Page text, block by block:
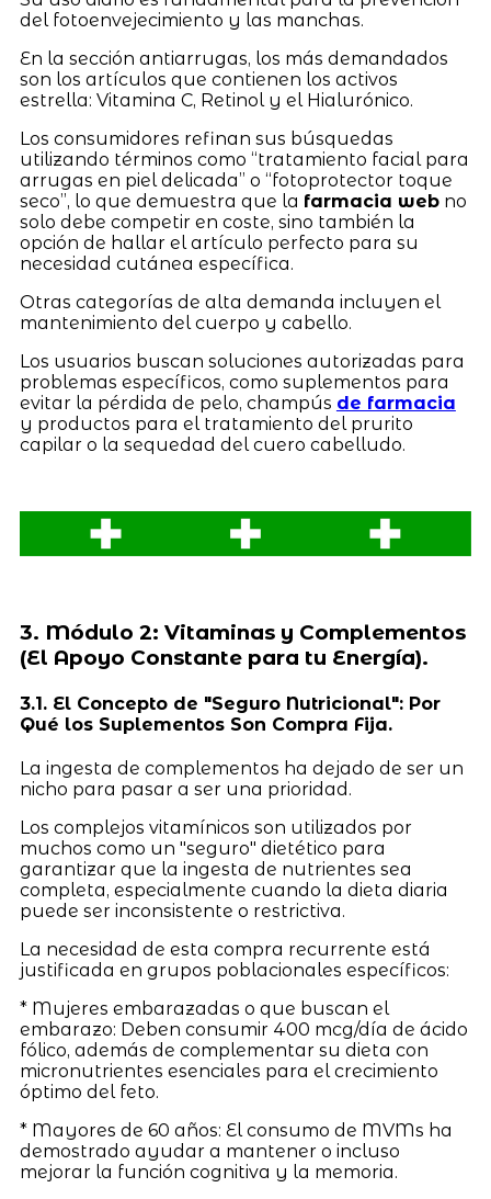
del fotoenvejecimiento y las manchas.
En la sección antiarrugas, los más demandados
son los artículos que contienen los activos
estrella: Vitamina C, Retinol y el Hialurónico.
Los consumidores refinan sus búsquedas
utilizando términos como “tratamiento facial para
arrugas en piel delicada” o “fotoprotector toque
seco”, lo que demuestra que la farmacia webno
solo debe competir en coste, sino también la
opción de hallar el artículo perfecto para su
necesidad cutánea específica.
Otras categorías de alta demanda incluyen el
mantenimiento del cuerpo y cabello.
Los usuarios buscan soluciones autorizadas para
problemas específicos, como suplementos para
evitar la pérdida de pelo, champús de farmacia
y productos para el tratamiento del prurito
capilar o la sequedad del cuero cabelludo.
3. Módulo 2: Vitaminas y Complementos
(El Apoyo Constante para tu Energía).
3.1. El Concepto de "Seguro Nutricional": Por
Qué los Suplementos Son Compra Fija.
La ingesta de complementos ha dejado de ser un
nicho para pasar a ser una prioridad.
Los complejos vitamínicos son utilizados por
muchos como un "seguro" dietético para
garantizar que la ingesta de nutrientes sea
completa, especialmente cuando la dieta diaria
puede ser inconsistente o restrictiva.
La necesidad de esta compra recurrente está
justificada en grupos poblacionales específicos:
* Mujeres embarazadas o que buscan el
embarazo: Deben consumir 400 mcg/día de ácido
fólico, además de complementar su dieta con
micronutrientes esenciales para el crecimiento
óptimo del feto.
* Mayores de 60 años: El consumo de MVMs ha
demostrado ayudar a mantener o incluso
mejorar la función cognitiva y la memoria.